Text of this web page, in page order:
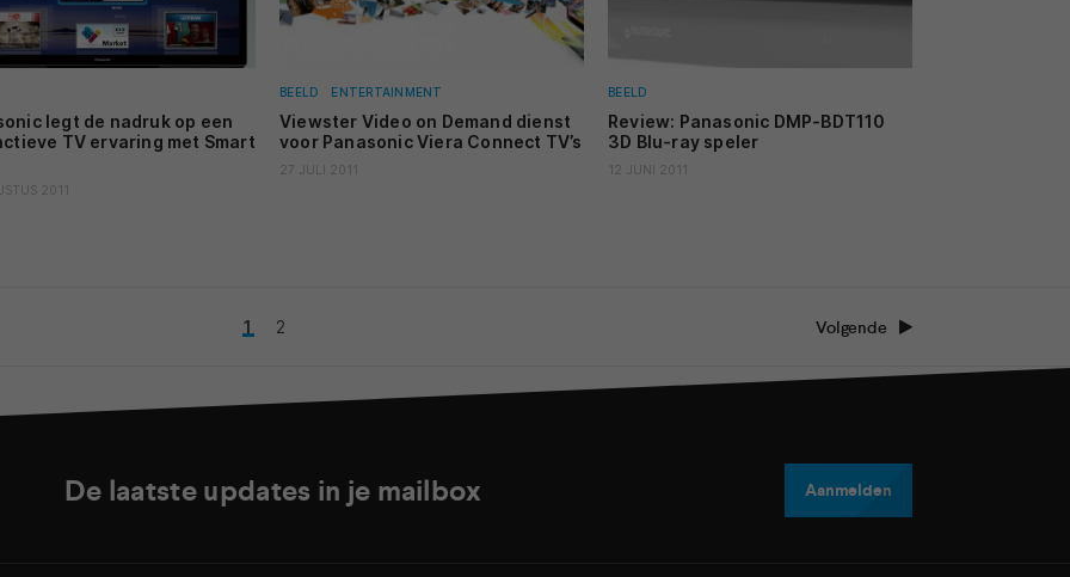
legt de nadruk op een
TV ervaring met Smart
2011
BEELD ENTERTAINMENT
Viewster Video on Demand dienst
voor Panasonic Viera Connect TV’s
27 JULI 2011
BEELD
Review: Panasonic DMP-BDT110
3D Blu-ray speler
12 JUNI 2011
1 2 Volgende
De laatste updates in je mailbox Aanmelden